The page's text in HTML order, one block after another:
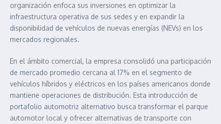
organización enfoca sus inversiones en optimizar la
infraestructura operativa de sus sedes y en expandir la
disponibilidad de vehículos de nuevas energías (NEVs) en los
mercados regionales.
En el ámbito comercial, la empresa consolidó una participación
de mercado promedio cercana al 17% en el segmento de
vehículos híbridos y eléctricos en los países americanos donde
mantiene operaciones de distribución. Esta introducción de
portafolio automotriz alternativo busca transformar el parque
automotor local y ofrecer alternativas de transporte con